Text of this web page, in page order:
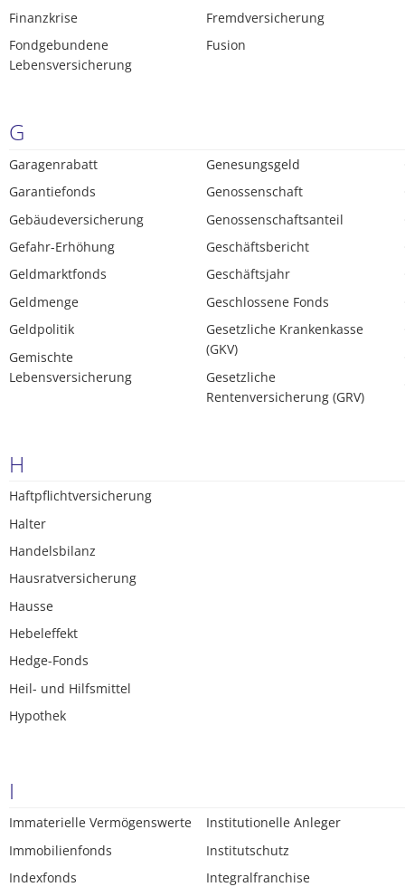
Finanzkrise
Fondgebundene
Lebensversicherung
Fremdversicherung
Fusion
G
Garagenrabatt
Garantiefonds
Gebäudeversicherung
Gefahr-Erhöhung
Geldmarktfonds
Geldmenge
Geldpolitik
Gemischte
Lebensversicherung
Genesungsgeld
Genossenschaft
Genossenschaftsanteil
Geschäftsbericht
Geschäftsjahr
Geschlossene Fonds
Gesetzliche Krankenkasse
(GKV)
Gesetzliche
Rentenversicherung (GRV)
H
Haftpflichtversicherung
Halter
Handelsbilanz
Hausratversicherung
Hausse
Hebeleffekt
Hedge-Fonds
Heil- und Hilfsmittel
Hypothek
I
Immaterielle Vermögenswerte
Immobilienfonds
Indexfonds
Institutionelle Anleger
Institutschutz
Integralfranchise